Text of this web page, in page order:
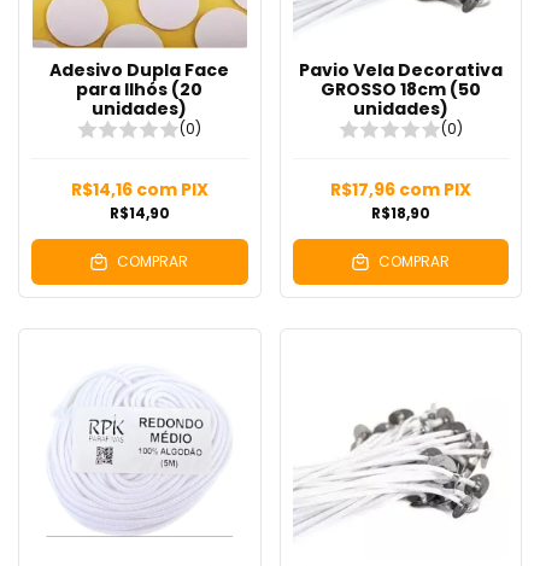
Adesivo Dupla Face
para Ilhós (20
unidades)
(0)
R$14,90
R$14,16 com PIX
COMPRAR
Pavio Vela Decorativa
GROSSO 18cm (50
unidades)
(0)
R$18,90
R$17,96 com PIX
COMPRAR